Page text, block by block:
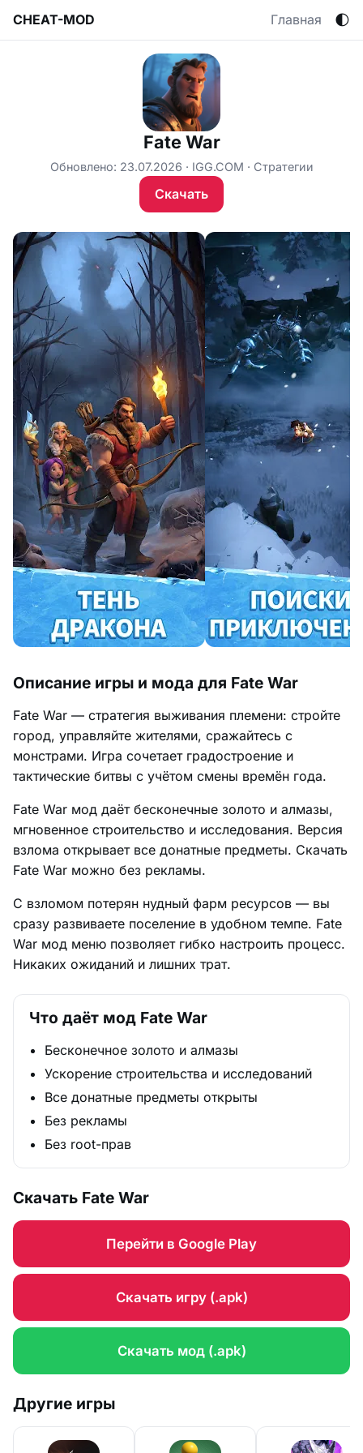
CHEAT-MOD Главная 🌓
Fate War
Обновлено: 23.07.2026 IGG.COM Стратегии
Скачать
Описание игры и мода для Fate War
Fate War — стратегия выживания племени: стройте
город, управляйте жителями, сражайтесь с
монстрами. Игра сочетает градостроение и
тактические битвы с учётом смены времён года.
Fate War мод даёт бесконечные золото и алмазы,
мгновенное строительство и исследования. Версия
взлома открывает все донатные предметы. Скачать
Fate War можно без рекламы.
С взломом потерян нудный фарм ресурсов — вы
сразу развиваете поселение в удобном темпе. Fate
War мод меню позволяет гибко настроить процесс.
Никаких ожиданий и лишних трат.
Что даёт мод Fate War
Бесконечное золото и алмазы
Ускорение строительства и исследований
Все донатные предметы открыты
Без рекламы
Без root-прав
Скачать Fate War
Перейти в Google Play
Скачать игру (.apk)
Скачать мод (.apk)
Другие игры